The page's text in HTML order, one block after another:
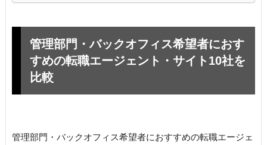
管理部門・バックオフィス希望者におす
すめの転職エージェント・サイト10社を
比較
管理部門・バックオフィス希望者におすすめの転職エージェ